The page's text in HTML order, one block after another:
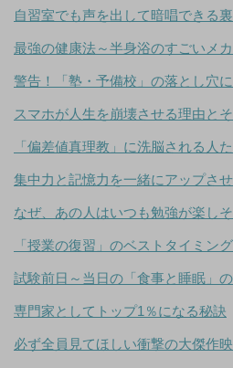
自習室でも声を出して暗唱できる
最強の健康法～半身浴のすごいメ
警告！「塾・予備校」の落とし穴
スマホが人生を崩壊させる理由と
「偏差値真理教」に洗脳される人
集中力と記憶力を一緒にアップさ
なぜ、あの人はいつも勉強が楽し
「授業の復習」のベストタイミン
試験前日～当日の「食事と睡眠」
専門家としてトップ1％になる秘訣
必ず全員見てほしい衝撃の大傑作